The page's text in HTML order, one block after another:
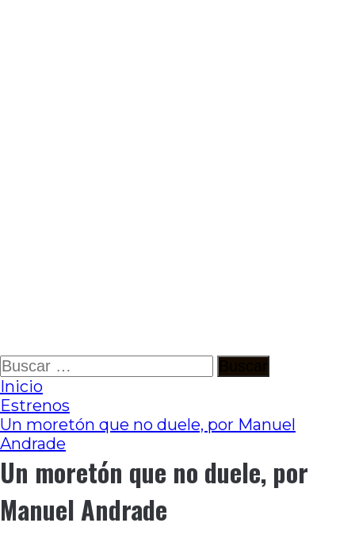
Ir
al
contenido
Buscar:
Inicio
Estrenos
Un moretón que no duele, por Manuel
Andrade
Un moretón que no duele, por
Manuel Andrade